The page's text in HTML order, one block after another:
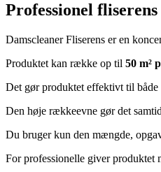
Professionel
Damscleaner Fliserens er en
Produktet kan række op til 50 m²
Det gør produktet effektivt til både
Den høje rækkeevne gør det
Du bruger kun den mængde,
For professionelle giver produktet